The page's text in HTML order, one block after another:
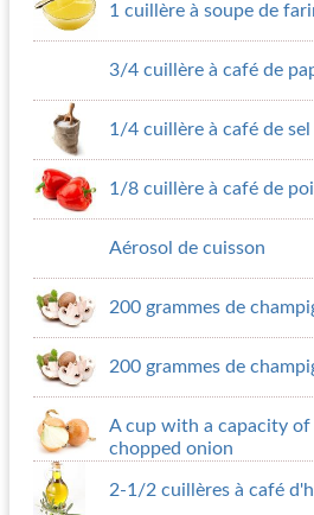
1 cuillère à soupe de
3/4 cuillère à café de
1/4 cuillère à café de sel
1/8 cuillère à café de
Aérosol de cuisson
200 grammes de
200 grammes de
A cup with a capacity
chopped onion
2-1/2 cuillères à café